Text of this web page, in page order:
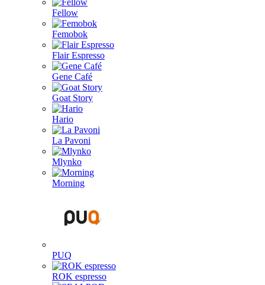
Fellow
Femobok
Flair Espresso
Gene Café
Goat Story
Hario
La Pavoni
Mlynko
Morning
PUQ
ROK espresso